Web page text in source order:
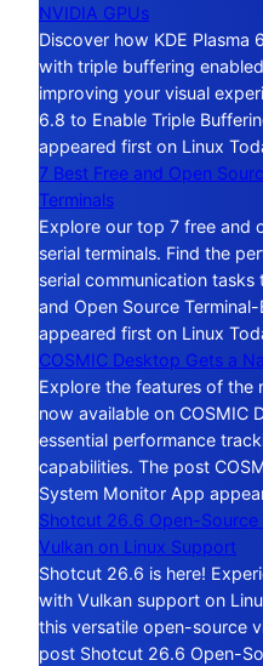
NVIDIA GPUs
Discover how KDE Plasma
with triple buffering
improving your visual
6.8 to Enable Triple
appeared first on Linux
7 Best Free and Open
Terminals
Explore our top 7 free and
serial terminals. Find the
serial communication
and Open Source
appeared first on Linux
COSMIC Desktop Gets a
Explore the features of the
now available on COSMIC
essential performance
capabilities. The post
System Monitor App
Shotcut 26.6 Open-
Vulkan on Linux Support
Shotcut 26.6 is here!
with Vulkan support on
this versatile open-source
post Shotcut 26.6 Open-